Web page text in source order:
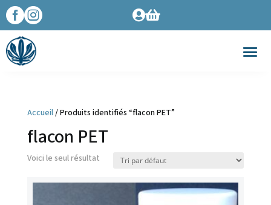
 
Accueil/ Produits identifiés “flacon PET”
flacon PET
Voici le seul résultat